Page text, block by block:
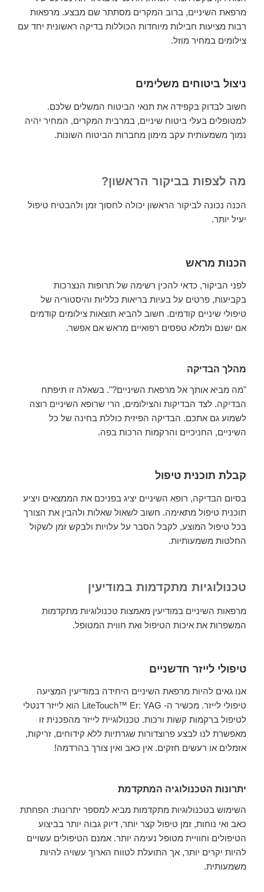
מרפאת השיניים, ברוב המקרים מסתתר שם מבצע. מרפאות
רבות מציעות חבילות מיוחדות הכוללות בדיקה ראשונית יחד עם
צילומים במחיר מוזל.
ניצול ביטוחים משלימים
חשוב לבדוק בקפידה את תנאי הביטוח המשלים שלכם.
למטופלים בעלי ביטוח שיניים, במרבית המקרים, המחיר יהיה
נמוך משמעותית עקב מימון מחברות הביטוח השונות.
מה לצפות בביקור הראשון?
הכנה נכונה לביקור הראשון יכולה לחסוך זמן ולהבטיח טיפול
יעיל יותר.
הכנות מראש
לפני הביקור, כדאי להכין רשימה של תרופות הנצרכות
בקביעות, פרטים על בעיות בריאות כלליות והיסטוריה של
טיפולי שיניים קודמים. חשוב להביא תוצאות צילומים קודמים
אם ישנם ולמלא טפסים רפואיים מראש אם אפשר.
מהלך הבדיקה
"מה מביא אותך אל מרפאת השיניים?". בשאלה זו תיפתח
הבדיקה. לצד הבדיקות והצילומים, הרי שרופא השיניים רוצה
לשמוע גם אתכם. הבדיקה הפיזית כוללת בחינה של כל
השיניים, החניכיים והרקמות הרכות בפה.
קבלת תוכנית טיפול
בסיום הבדיקה, רופא השיניים יציג בפניכם את הממצאים ויציע
תוכנית טיפול מתאימה. חשוב לשאול שאלות ולהבין את הצורך
בכל טיפול המוצע, לקבל הסבר על עלויות ולבקש זמן לשקול
החלטות משמעותיות.
טכנולוגיות מתקדמות במודיעין
מרפאות השיניים במודיעין מאמצות טכנולוגיות מתקדמות
המשפרות את איכות הטיפול ואת חווית המטופל.
טיפולי לייזר חדשניים
אנו גאים להיות מרפאת השיניים היחידה במודיעין המציעה
טיפולי לייזר. מכשיר ה- LiteTouch™ Er: YAG הוא לייזר דנטלי
לטיפול ברקמות קשות ורכות. טכנולוגיית לייזר מהפכנית זו
מאפשרת לנו לבצע פרוצדורות שגרתיות ללא קידוחים, זריקות,
אזמלים או רעשים חזקים. אין כאב ואין צורך בהרדמה!
יתרונות הטכנולוגיה המתקדמת
השימוש בטכנולוגיות מתקדמות מביא למספר יתרונות: הפחתת
כאב ואי נוחות, זמן טיפול קצר יותר, דיוק גבוה יותר בביצוע
הטיפולים וחוויית מטופל נעימה יותר. אמנם הטיפולים עשויים
להיות יקרים יותר, אך התועלת לטווח הארוך עשויה להיות
משמעותית.